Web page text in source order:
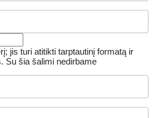
jis turi atitikti tarptautinį formatą ir
Su šia šalimi nedirbame